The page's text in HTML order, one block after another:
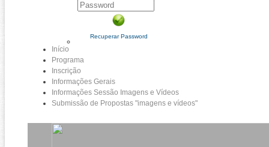
Recuperar Password
Início
Programa
Inscrição
Informações Gerais
Informações Sessão Imagens e Vídeos
Submissão de Propostas "imagens e vídeos"